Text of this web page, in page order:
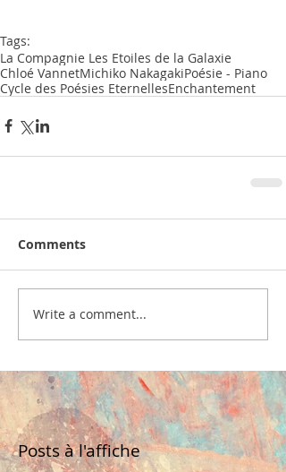
Tags:
La Compagnie Les Etoiles de la Galaxie
Chloé VannetMichiko NakagakiPoésie - Piano
Cycle des Poésies EternellesEnchantement
Comments
Write a comment...
Posts à l'affiche